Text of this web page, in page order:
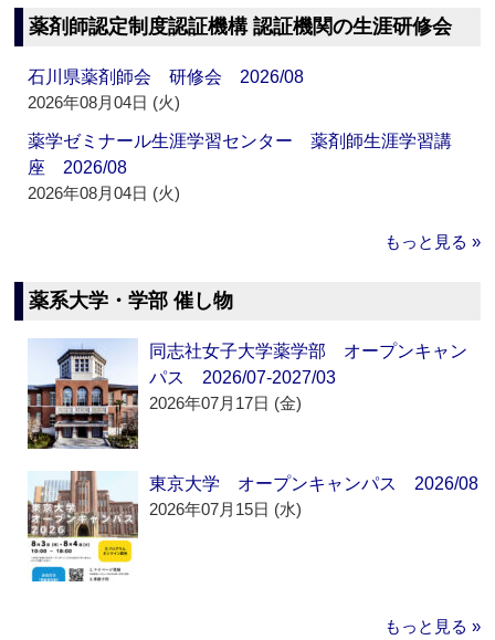
薬剤師認定制度認証機構 認証機関の生涯研修会
石川県薬剤師会 研修会 2026/08
2026年08月04日 (火)
薬学ゼミナール生涯学習センター 薬剤師生涯学習講
座 2026/08
2026年08月04日 (火)
もっと見る »
薬系大学・学部 催し物
同志社女子大学薬学部 オープンキャン
パス 2026/07-2027/03
2026年07月17日 (金)
東京大学 オープンキャンパス 2026/08
2026年07月15日 (水)
もっと見る »